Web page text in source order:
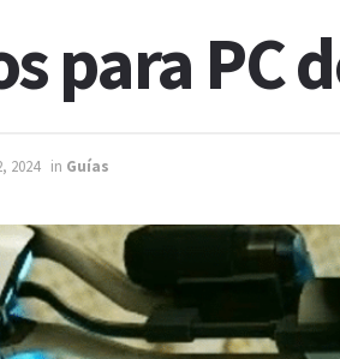
para PC
2024 in Guías